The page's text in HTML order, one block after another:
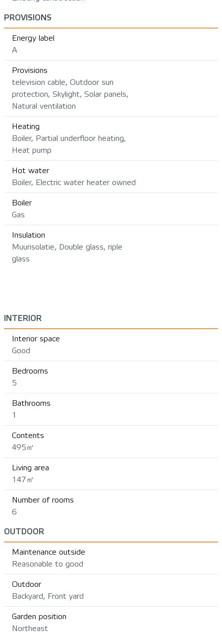
PROVISIONS
Energy label
A
Provisions
television cable, Outdoor sun
protection, Skylight, Solar panels,
Natural ventilation
Heating
Boiler, Partial underfloor heating,
Heat pump
Hot water
Boiler, Electric water heater owned
Boiler
Gas
Insulation
Muurisolatie, Double glass, riple
glass
INTERIOR
Interior space
Good
Bedrooms
5
Bathrooms
1
Contents
495㎥
Living area
147㎡
Number of rooms
6
OUTDOOR
Maintenance outside
Reasonable to good
Outdoor
Backyard, Front yard
Garden position
Northeast